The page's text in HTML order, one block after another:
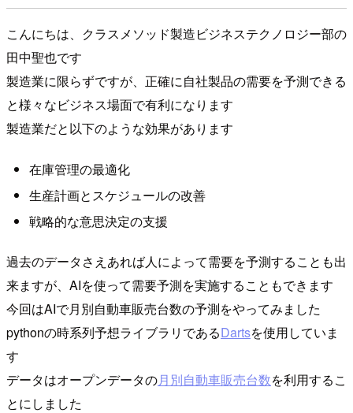
こんにちは、クラスメソッド製造ビジネステクノロジー部の
田中聖也です
製造業に限らずですが、正確に自社製品の需要を予測できる
と様々なビジネス場面で有利になります
製造業だと以下のような効果があります
在庫管理の最適化
生産計画とスケジュールの改善
戦略的な意思決定の支援
過去のデータさえあれば人によって需要を予測することも出
来ますが、AIを使って需要予測を実施することもできます
今回はAIで月別自動車販売台数の予測をやってみました
pythonの時系列予想ライブラリであるDartsを使用していま
す
データはオープンデータの月別自動車販売台数を利用するこ
とにしました